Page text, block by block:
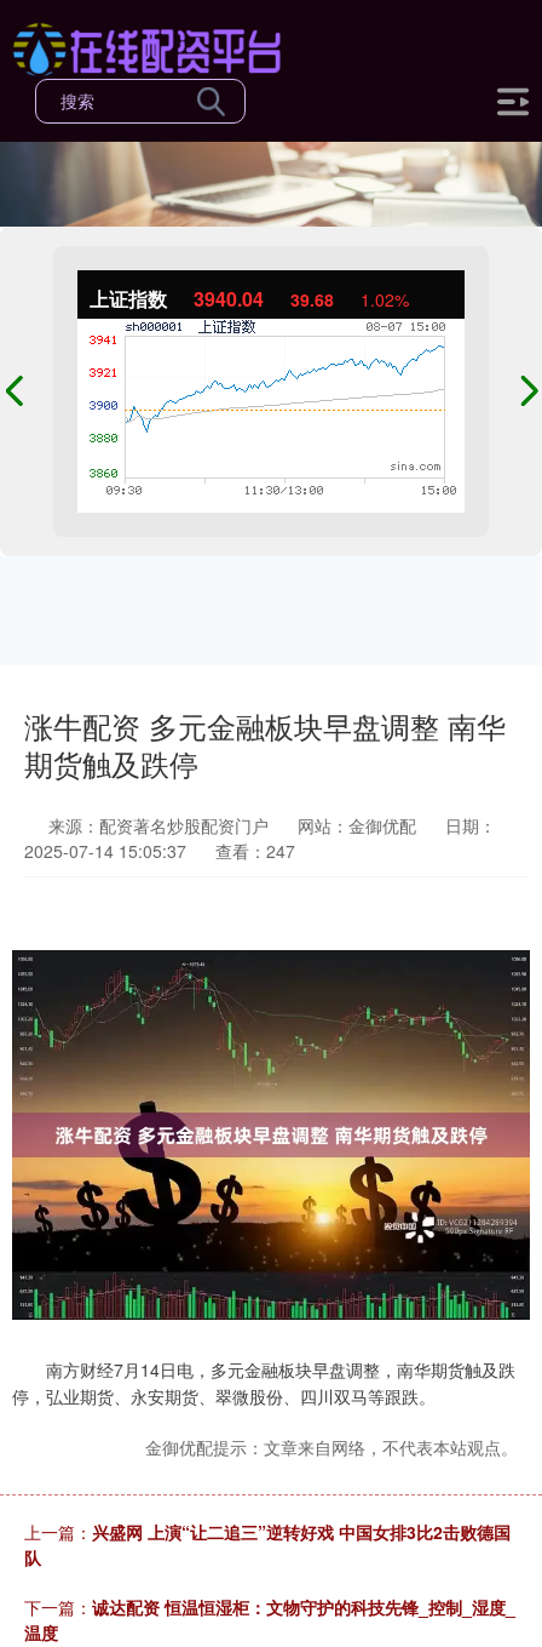
上证指数 3940.04 39.68 1.02%
涨牛配资 多元金融板块早盘调整 南华
期货触及跌停
来源：配资著名炒股配资门户 网站：金御优配
日期：
2025-07-14 15:05:37
查看：247
南方财经7月14日电，多元金融板块早盘调整，南华期货触及跌
停，弘业期货、永安期货、翠微股份、四川双马等跟跌。
金御优配提示：文章来自网络，不代表本站观点。
上一篇： 兴盛网 上演“让二追三”逆转好戏 中国女排3比2击败德国
队
下一篇： 诚达配资 恒温恒湿柜：文物守护的科技先锋_控制_湿度_
温度